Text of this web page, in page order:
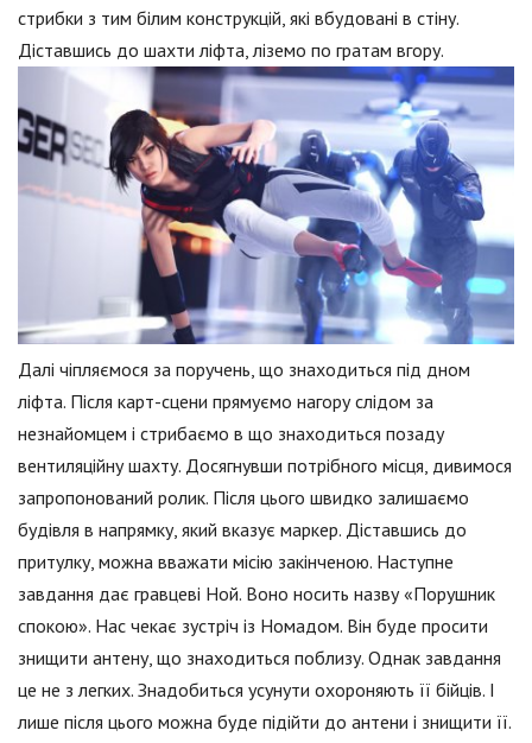
стрибки з тим білим конструкцій, які вбудовані в стіну.
Діставшись до шахти ліфта, ліземо по гратам вгору.
Далі чіпляємося за поручень, що знаходиться під дном
ліфта. Після карт-сцени прямуємо нагору слідом за
незнайомцем і стрибаємо в що знаходиться позаду
вентиляційну шахту. Досягнувши потрібного місця, дивимося
запропонований ролик. Після цього швидко залишаємо
будівля в напрямку, який вказує маркер. Діставшись до
притулку, можна вважати місію закінченою. Наступне
завдання дає гравцеві Ной. Воно носить назву «Порушник
спокою». Нас чекає зустріч із Номадом. Він буде просити
знищити антену, що знаходиться поблизу. Однак завдання
це не з легких. Знадобиться усунути охороняють її бійців. І
лише після цього можна буде підійти до антени і знищити її.